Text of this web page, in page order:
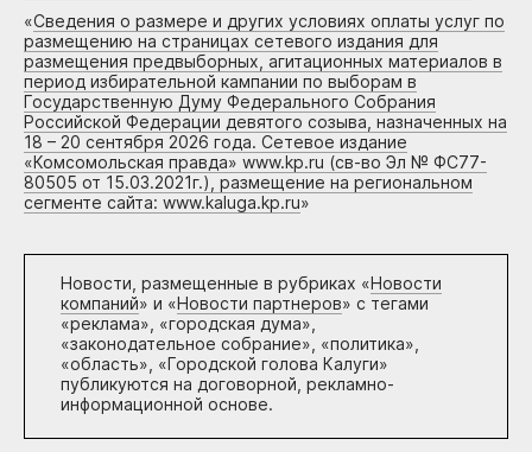
«Сведения о размере и других условиях оплаты услуг по
размещению на страницах сетевого издания для
размещения предвыборных, агитационных материалов в
период избирательной кампании по выборам в
Государственную Думу Федерального Собрания
Российской Федерации девятого созыва, назначенных на
18 – 20 сентября 2026 года. Сетевое издание
«Комсомольская правда» www.kp.ru (св-во Эл № ФС77-
80505 от 15.03.2021г.), размещение на региональном
сегменте сайта: www.kaluga.kp.ru»
Новости, размещенные в рубриках «Новости
компаний» и «Новости партнеров» с тегами
«реклама», «городская дума»,
«законодательное собрание», «политика»,
«область», «Городской голова Калуги»
публикуются на договорной, рекламно-
информационной основе.